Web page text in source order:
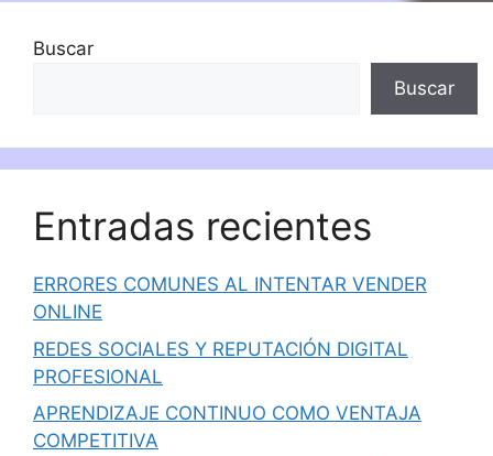
Buscar
Buscar
Entradas recientes
ERRORES COMUNES AL INTENTAR VENDER
ONLINE
REDES SOCIALES Y REPUTACIÓN DIGITAL
PROFESIONAL
APRENDIZAJE CONTINUO COMO VENTAJA
COMPETITIVA